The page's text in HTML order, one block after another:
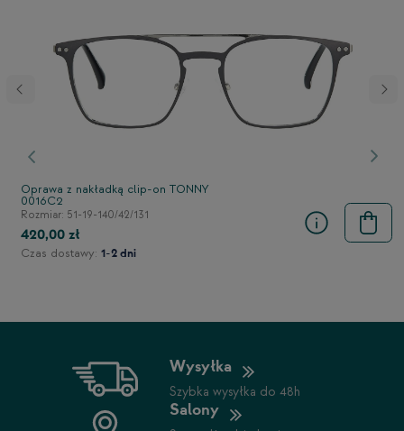
Poprzedni
Oprawa z nakładką clip-on TONNY
0016C2
Rozmiar: 51-19-140/42/131
420,00 zł
Czas dostawy: 1-2 dni
Wysyłka
Szybka wysyłka do 48h
Salony